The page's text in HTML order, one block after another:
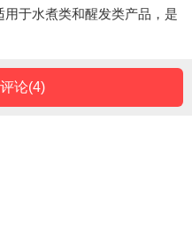
于水煮类和醒发类产品，是
论(4)